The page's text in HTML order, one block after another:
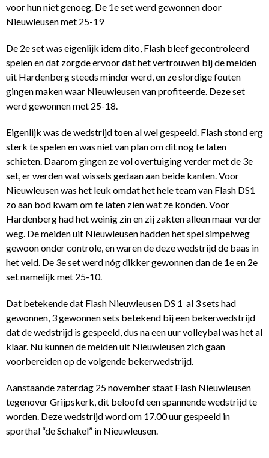
voor hun niet genoeg. De 1e set werd gewonnen door
Nieuwleusen met 25-19
De 2e set was eigenlijk idem dito, Flash bleef gecontroleerd
spelen en dat zorgde ervoor dat het vertrouwen bij de meiden
uit Hardenberg steeds minder werd, en ze slordige fouten
gingen maken waar Nieuwleusen van profiteerde. Deze set
werd gewonnen met 25-18.
Eigenlijk was de wedstrijd toen al wel gespeeld. Flash stond erg
sterk te spelen en was niet van plan om dit nog te laten
schieten. Daarom gingen ze vol overtuiging verder met de 3e
set, er werden wat wissels gedaan aan beide kanten. Voor
Nieuwleusen was het leuk omdat het hele team van Flash DS1
zo aan bod kwam om te laten zien wat ze konden. Voor
Hardenberg had het weinig zin en zij zakten alleen maar verder
weg. De meiden uit Nieuwleusen hadden het spel simpelweg
gewoon onder controle, en waren de deze wedstrijd de baas in
het veld. De 3e set werd nóg dikker gewonnen dan de 1e en 2e
set namelijk met 25-10.
Dat betekende dat Flash Nieuwleusen DS 1 al 3 sets had
gewonnen, 3 gewonnen sets betekend bij een bekerwedstrijd
dat de wedstrijd is gespeeld, dus na een uur volleybal was het al
klaar. Nu kunnen de meiden uit Nieuwleusen zich gaan
voorbereiden op de volgende bekerwedstrijd.
Aanstaande zaterdag 25 november staat Flash Nieuwleusen
tegenover Grijpskerk, dit beloofd een spannende wedstrijd te
worden. Deze wedstrijd word om 17.00 uur gespeeld in
sporthal “de Schakel” in Nieuwleusen.